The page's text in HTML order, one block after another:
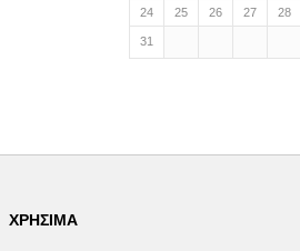
24
25 26 27 28
31
ΧΡΉΣΙΜΑ